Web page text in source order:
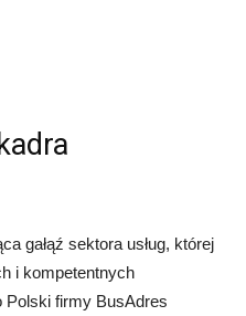
gałąź sektora usług, której
i kompetentnych
Polski firmy BusAdres